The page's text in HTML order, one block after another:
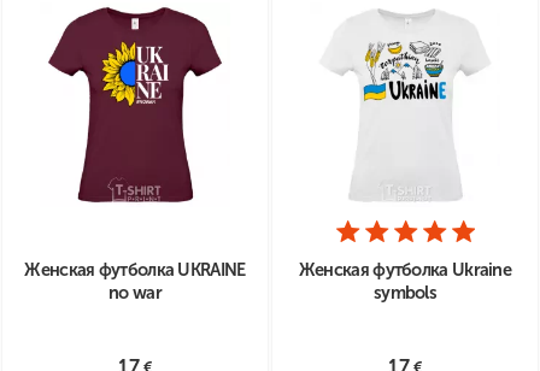
Женская футболка UKRAINE
no war
17
Женская футболка Ukraine
symbols
17